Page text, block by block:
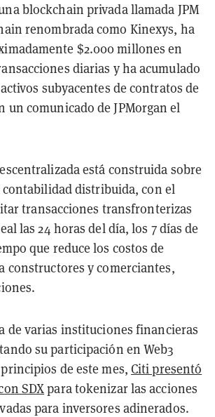
blockchain privada llamada JPM
renombrada como Kinexys, ha
$2.000 millones en
diarias y ha acumulado
subyacentes de contratos de
un comunicado de JPMorgan el
está construida sobre
contabilidad distribuida, con el
transacciones transfronterizas
las 24 horas del día, los 7 días de
que reduce los costos de
constructores y comerciantes,
de varias instituciones financieras
su participación en Web3
de este mes, Citi presentó
SDXpara tokenizar las acciones
para inversores adinerados.